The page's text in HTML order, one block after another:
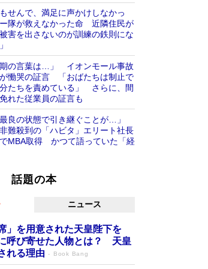
せんで、満足に声かけしなかっ
隊が救えなかった命 近隣住民が
害を出さないのが訓練の鉄則にな
期の言葉は…」 イオンモール事故
慟哭の証言 「おばたちは制止で
たちを責めている」 さらに、間
れた従業員の証言も
最良の状態で引き継ぐことが…」
難殺到の「ハビタ」エリート社長
MBA取得 かつて語っていた「経
話題の本
ニュース
」を用意された天皇陛下を
呼び寄せた人物とは？ 天皇
れる理由
Book Bang